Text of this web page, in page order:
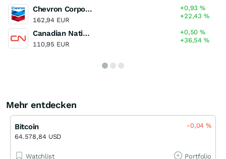
Chevron Corporation
162,94 EUR
+0,93%
+22,43%
Canadian National Railway
110,95 EUR
+0,50%
+36,54%
Mehr entdecken
Bitcoin
64.578,84 USD
-0,04%
Watchlist Portfolio